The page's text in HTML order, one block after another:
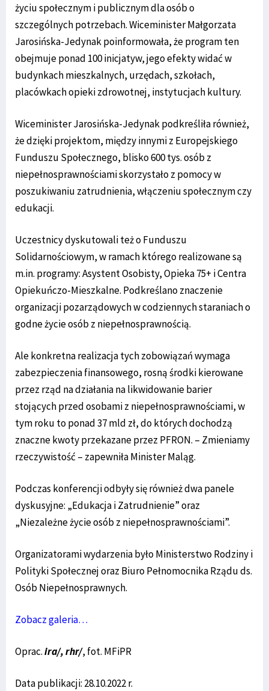
życiu społecznym i publicznym dla osób o
szczególnych potrzebach. Wiceminister Małgorzata
Jarosińska-Jedynak poinformowała, że program ten
obejmuje ponad 100 inicjatyw, jego efekty widać w
budynkach mieszkalnych, urzędach, szkołach,
placówkach opieki zdrowotnej, instytucjach kultury.
Wiceminister Jarosińska-Jedynak podkreśliła również,
że dzięki projektom, między innymi z Europejskiego
Funduszu Społecznego, blisko 600 tys. osób z
niepełnosprawnościami skorzystało z pomocy w
poszukiwaniu zatrudnienia, włączeniu społecznym czy
edukacji.
Uczestnicy dyskutowali też o Funduszu
Solidarnościowym, w ramach którego realizowane są
m.in. programy: Asystent Osobisty, Opieka 75+ i Centra
Opiekuńczo-Mieszkalne. Podkreślano znaczenie
organizacji pozarządowych w codziennych staraniach o
godne życie osób z niepełnosprawnością.
Ale konkretna realizacja tych zobowiązań wymaga
zabezpieczenia finansowego, rosną środki kierowane
przez rząd na działania na likwidowanie barier
stojących przed osobami z niepełnosprawnościami, w
tym roku to ponad 37 mld zł, do których dochodzą
znaczne kwoty przekazane przez PFRON. – Zmieniamy
rzeczywistość – zapewniła Minister Maląg.
Podczas konferencji odbyły się również dwa panele
dyskusyjne: „Edukacja i Zatrudnienie” oraz
„Niezależne życie osób z niepełnosprawnościami”.
Organizatorami wydarzenia było Ministerstwo Rodziny i
Polityki Społecznej oraz Biuro Pełnomocnika Rządu ds.
Osób Niepełnosprawnych.
Zobacz galeria…
Oprac.ira/, rhr/, fot. MFiPR
Data publikacji: 28.10.2022 r.